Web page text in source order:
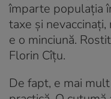
împarte populaţia
taxe şi
e o minciună.
Florin Cîţu.
De fapt, e mai